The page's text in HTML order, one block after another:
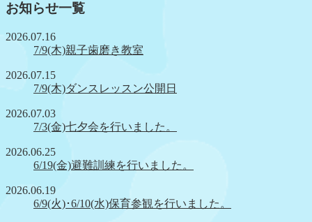
お知らせ一覧
2026.07.16
7/9(木)親子歯磨き教室
2026.07.15
7/9(木)ダンスレッスン公開日
2026.07.03
7/3(金)七夕会を行いました。
2026.06.25
6/19(金)避難訓練を行いました。
2026.06.19
6/9(火)･6/10(水)保育参観を行いました。